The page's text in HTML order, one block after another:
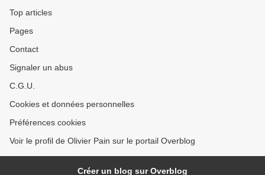
Top articles
Pages
Contact
Signaler un abus
C.G.U.
Cookies et données personnelles
Préférences cookies
Voir le profil de Olivier Pain sur le portail Overblog
Créer un blog sur Overblog